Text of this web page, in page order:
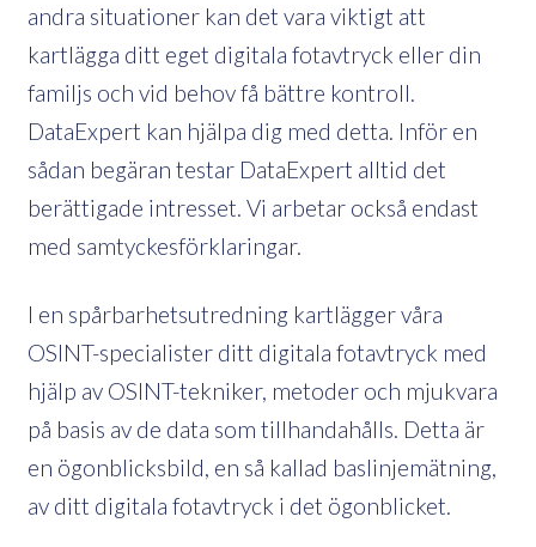
andra situationer kan det vara viktigt att
kartlägga ditt eget digitala fotavtryck eller din
familjs och vid behov få bättre kontroll.
DataExpert kan hjälpa dig med detta. Inför en
sådan begäran testar DataExpert alltid det
berättigade intresset. Vi arbetar också endast
med samtyckesförklaringar.
I en spårbarhetsutredning kartlägger våra
OSINT-specialister ditt digitala fotavtryck med
hjälp av OSINT-tekniker, metoder och mjukvara
på basis av de data som tillhandahålls. Detta är
en ögonblicksbild, en så kallad baslinjemätning,
av ditt digitala fotavtryck i det ögonblicket.